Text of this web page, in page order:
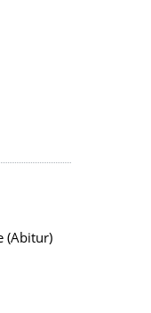
(Abitur)